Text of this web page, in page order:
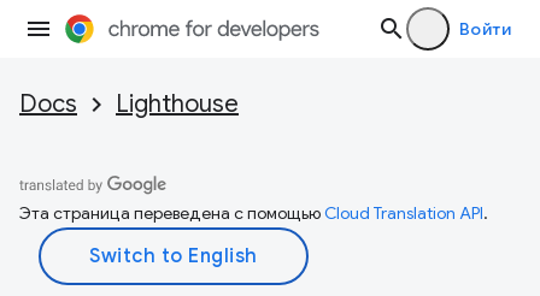
Войти
Docs Lighthouse
Эта страница переведена с помощьюCloud Translation API.